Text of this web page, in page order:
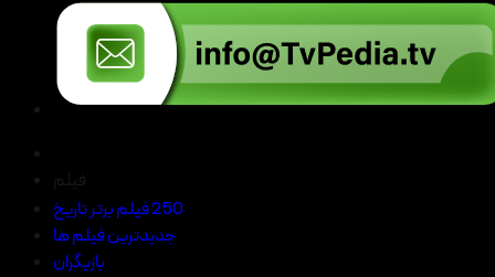
250 فیلم برتر تاریخ
جدیدترین فیلم ها
بازیگران